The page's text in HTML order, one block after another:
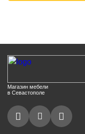
Магазин мебели
в Севастополе